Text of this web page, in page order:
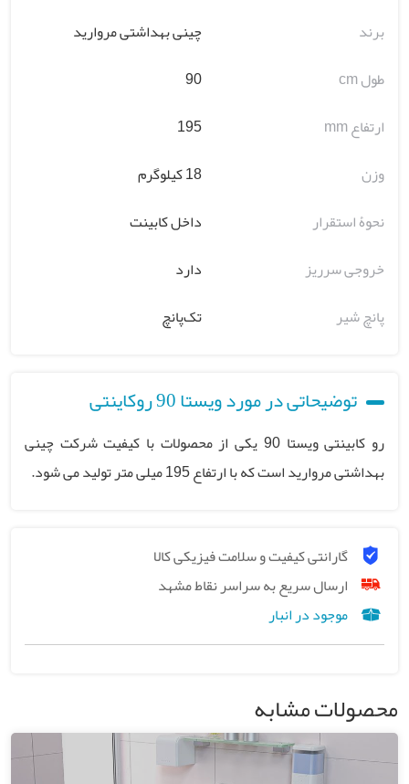
برند
چینی بهداشتی مروارید
طول cm
90
ارتفاع mm
195
وزن
18 کیلوگرم
نحوۀ استقرار
داخل کابینت
خروجی سرریز
دارد
پانچ شیر
تک‌پانچ
توضیحاتی در مورد ویستا 90 روکاینتی
رو کابینتی ویستا 90 یکی از محصولات با کیفیت شرکت چینی
بهداشتی مروارید است که با ارتفاع 195 میلی متر تولید می شود.
گارانتی کیفیت و سلامت فیزیکی کالا
ارسال سریع به سراسر نقاط مشهد
موجود در انبار
محصولات مشابه